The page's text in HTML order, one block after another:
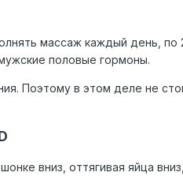
массаж каждый день, по
половые гормоны.
Поэтому в этом деле не
вниз, оттягивая яйца